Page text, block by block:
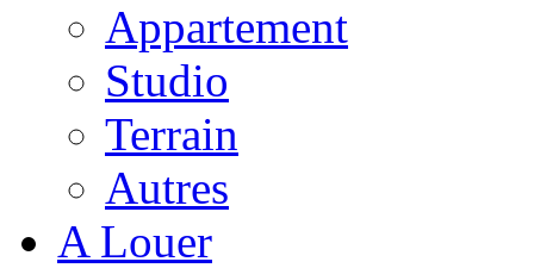
Appartement
Studio
Terrain
Autres
A Louer